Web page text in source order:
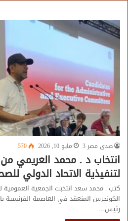
صدى مصر 3
مايو 10, 2026 570
انتخاب د . محمد العريمي
لتنفيذية الاتحاد الدولي
كتب . محمد سعد انتخبت الجمعية العمومية
الكونجرس المنعقد في العاصمة الفرنسية
رئيس…